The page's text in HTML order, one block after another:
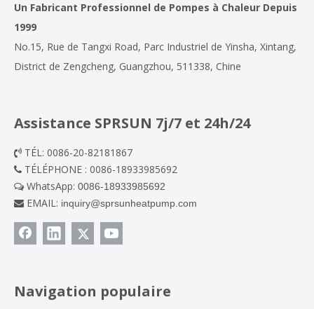
Un Fabricant Professionnel de Pompes à Chaleur Depuis
1999
No.15, Rue de Tangxi Road, Parc Industriel de Yinsha, Xintang,
District de Zengcheng, Guangzhou, 511338, Chine
Assistance SPRSUN 7j/7 et 24h/24
 TÉL: 0086-20-82181867
 TÉLÉPHONE : 0086-18933985692
 WhatsApp: 0086-18933985692
 EMAIL: inquiry@sprsunheatpump.com
Navigation populaire